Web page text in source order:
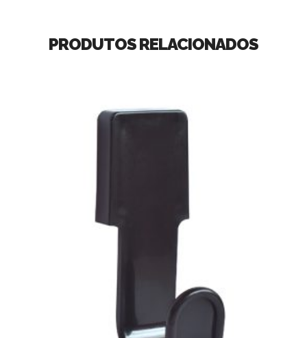
PRODUTOS RELACIONADOS